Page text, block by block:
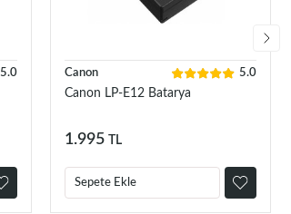
5.0 Canon 5.0
Canon LP-E12 Batarya
1.995 TL
Sepete Ekle